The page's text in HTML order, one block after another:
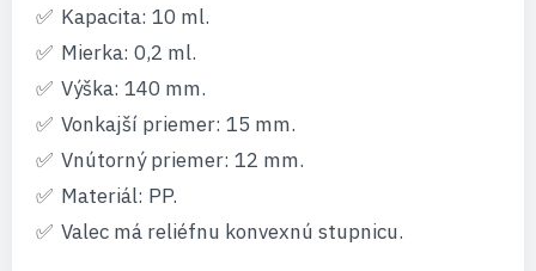
Kapacita: 10 ml.
Mierka: 0,2 ml.
Výška: 140 mm.
Vonkajší priemer: 15 mm.
Vnútorný priemer: 12 mm.
Materiál: PP.
Valec má reliéfnu konvexnú stupnicu.